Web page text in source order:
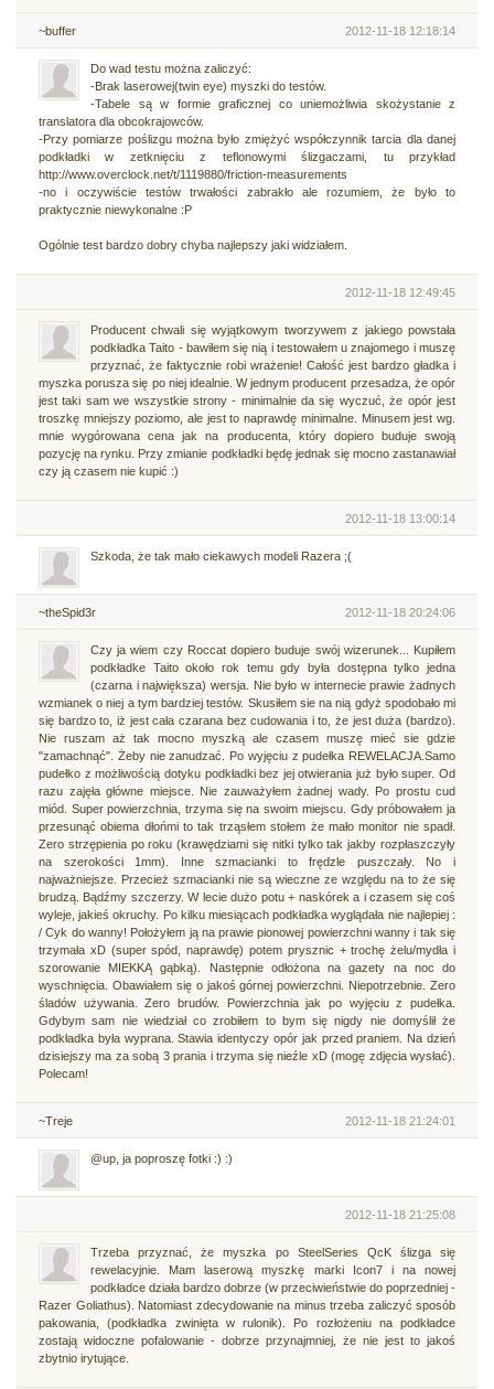
~buffer 2012-11-18 12:18:14
Do wad testu można zaliczyć:
-Brak laserowej(twin eye) myszki do testów.
-Tabele są w formie graficznej co uniemożliwia skożystanie z
translatora dla obcokrajowców.
-Przy pomiarze poślizgu można było zmiężyć współczynnik tarcia dla danej
podkładki w zetknięciu z teflonowymi ślizgaczami, tu przykład
http://www.overclock.net/t/1119880/friction-measurements
-no i oczywiście testów trwałości zabrakło ale rozumiem, że było to
praktycznie niewykonalne :P
Ogólnie test bardzo dobry chyba najlepszy jaki widziałem.
2012-11-18 12:49:45
Producent chwali się wyjątkowym tworzywem z jakiego powstała
podkładka Taito - bawiłem się nią i testowałem u znajomego i muszę
przyznać, że faktycznie robi wrażenie! Całość jest bardzo gładka i
myszka porusza się po niej idealnie. W jednym producent przesadza, że opór
jest taki sam we wszystkie strony - minimalnie da się wyczuć, że opór jest
troszkę mniejszy poziomo, ale jest to naprawdę minimalne. Minusem jest wg.
mnie wygórowana cena jak na producenta, który dopiero buduje swoją
pozycję na rynku. Przy zmianie podkładki będę jednak się mocno zastanawiał
czy ją czasem nie kupić :)
2012-11-18 13:00:14
Szkoda, że tak mało ciekawych modeli Razera ;(
~theSpid3r 2012-11-18 20:24:06
Czy ja wiem czy Roccat dopiero buduje swój wizerunek... Kupiłem
podkładke Taito około rok temu gdy była dostępna tylko jedna
(czarna i największa) wersja. Nie było w internecie prawie żadnych
wzmianek o niej a tym bardziej testów. Skusiłem sie na nią gdyż spodobało mi
się bardzo to, iż jest cała czarana bez cudowania i to, że jest duża (bardzo).
Nie ruszam aż tak mocno myszką ale czasem muszę mieć sie gdzie
"zamachnąć". Żeby nie zanudzać. Po wyjęciu z pudełka REWELACJA.Samo
pudełko z możliwością dotyku podkładki bez jej otwierania już było super. Od
razu zajęła główne miejsce. Nie zauważyłem żadnej wady. Po prostu cud
miód. Super powierzchnia, trzyma się na swoim miejscu. Gdy próbowałem ja
przesunąć obiema dłońmi to tak trząsłem stołem że mało monitor nie spadł.
Zero strzępienia po roku (krawędziami się nitki tylko tak jakby rozpłaszczyły
na szerokości 1mm). Inne szmacianki to frędzle puszczały. No i
najważniejsze. Przecież szmacianki nie są wieczne ze względu na to że się
brudzą. Bądźmy szczerzy. W lecie dużo potu + naskórek a i czasem się coś
wyleje, jakieś okruchy. Po kilku miesiącach podkładka wyglądała nie najlepiej :
/ Cyk do wanny! Położyłem ją na prawie pionowej powierzchni wanny i tak się
trzymała xD (super spód, naprawdę) potem prysznic + trochę żelu/mydła i
szorowanie MIEKKĄ gąbką). Następnie odłożona na gazety na noc do
wyschnięcia. Obawiałem się o jakoś górnej powierzchni. Niepotrzebnie. Zero
śladów używania. Zero brudów. Powierzchnia jak po wyjęciu z pudełka.
Gdybym sam nie wiedział co zrobiłem to bym się nigdy nie domyślił że
podkładka była wyprana. Stawia identyczy opór jak przed praniem. Na dzień
dzisiejszy ma za sobą 3 prania i trzyma się nieźle xD (mogę zdjęcia wysłać).
Polecam!
~Treje 2012-11-18 21:24:01
@up, ja poproszę fotki :) :)
2012-11-18 21:25:08
Trzeba przyznać, że myszka po SteelSeries QcK ślizga się
rewelacyjnie. Mam laserową myszkę marki Icon7 i na nowej
podkładce działa bardzo dobrze (w przeciwieństwie do poprzedniej -
Razer Goliathus). Natomiast zdecydowanie na minus trzeba zaliczyć sposób
pakowania, (podkładka zwinięta w rulonik). Po rozłożeniu na podkładce
zostają widoczne pofalowanie - dobrze przynajmniej, że nie jest to jakoś
zbytnio irytujące.